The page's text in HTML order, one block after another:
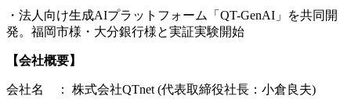
・法人向け生成AIプラットフォーム「QT-GenAI」を共同開
発。福岡市様・大分銀行様と実証実験開始
【会社概要】
会社名 ： 株式会社QTnet (代表取締役社長：小倉良夫)